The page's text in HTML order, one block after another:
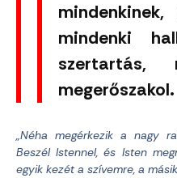
mindenki
szertartás,
megerőszakol.
„Néha megérkezik a nagy
Beszél Istennel, és Isten
egyik kezét a szívemre, a